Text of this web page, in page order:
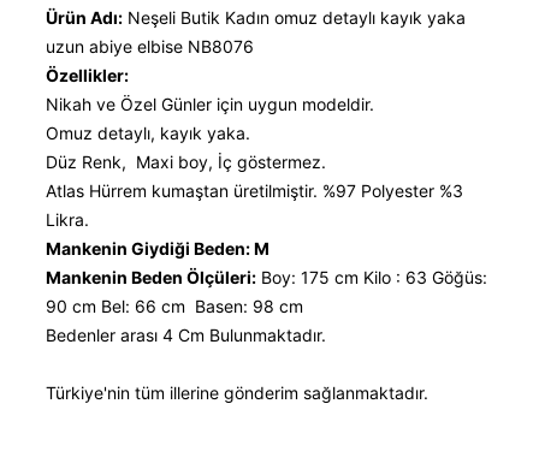
Ürün Adı: Neşeli Butik Kadın omuz detaylı kayık yaka
uzun abiye elbise NB8076
Özellikler:
Nikah ve Özel Günler için uygun modeldir.
Omuz detaylı, kayık yaka.
Düz Renk, Maxi boy, İç göstermez.
Atlas Hürrem kumaştan üretilmiştir. %97 Polyester %3
Likra.
Mankenin Giydiği Beden: M
Mankenin Beden Ölçüleri: Boy: 175 cm Kilo : 63 Göğüs:
90 cm Bel: 66 cm Basen: 98 cm
Bedenler arası 4 Cm Bulunmaktadır.
Türkiye'nin tüm illerine gönderim sağlanmaktadır.